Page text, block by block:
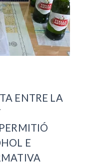
ENTRE LA
E